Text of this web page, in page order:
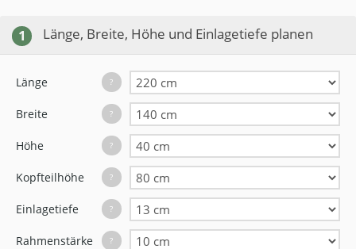
1 Länge, Breite, Höhe und Einlagetiefe planen
Länge ?
Breite ?
Höhe ?
Kopfteilhöhe ?
Einlagetiefe ?
Rahmenstärke ?